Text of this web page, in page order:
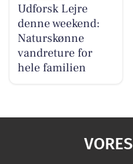
Udforsk Lejre
denne weekend:
Naturskønne
vandreture for
hele familien
VORES